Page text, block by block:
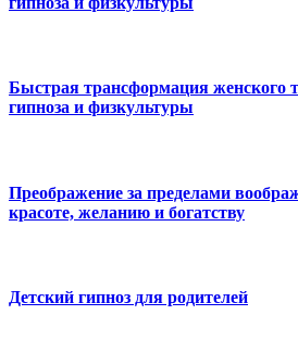
Быстрая трансформация женского
гипноза и физкультуры
Преображение за пределами
красоте, желанию и богатству
Детский гипноз для родителей